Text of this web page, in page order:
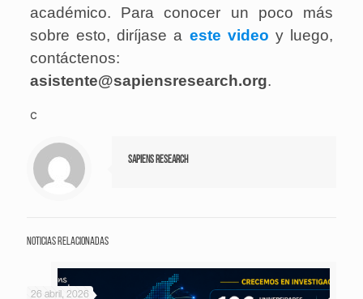
académico. Para conocer un poco más
sobre esto, diríjase a este video y luego,
contáctenos:
asistente@sapiensresearch.org.
c
Sapiens Research
Noticias relacionadas
26 abril, 2026